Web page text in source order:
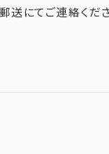
にてご連絡くださ